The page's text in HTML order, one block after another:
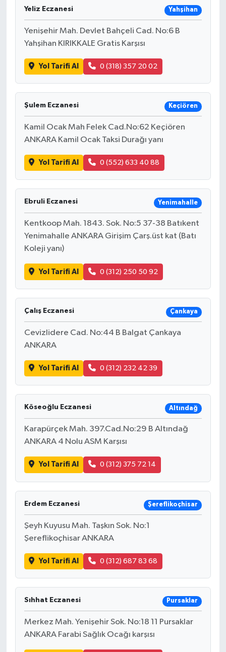
Yeliz Eczanesi Yahşihan
Yenişehir Mah. Devlet Bahçeli Cad. No:6 B
Yahşihan KIRIKKALE Gratis Karşısı
Yol Tarifi Al 0 (318) 357 20 02
Şulem Eczanesi Keçiören
Kamil Ocak Mah Felek Cad.No:62 Keçiören
ANKARA Kamil Ocak Taksi Durağı yanı
Yol Tarifi Al 0 (552) 633 40 88
Ebruli Eczanesi Yenimahalle
Kentkoop Mah. 1843. Sok. No:5 37-38 Batıkent
Yenimahalle ANKARA Girişim Çarş.üst kat (Batı
Koleji yanı)
Yol Tarifi Al 0 (312) 250 50 92
Çalış Eczanesi Çankaya
Cevizlidere Cad. No:44 B Balgat Çankaya
ANKARA
Yol Tarifi Al 0 (312) 232 42 39
Köseoğlu Eczanesi Altındağ
Karapürçek Mah. 397.Cad.No:29 B Altındağ
ANKARA 4 Nolu ASM Karşısı
Yol Tarifi Al 0 (312) 375 72 14
Erdem Eczanesi Şereflikoçhisar
Şeyh Kuyusu Mah. Taşkın Sok. No:1
Şereflikoçhisar ANKARA
Yol Tarifi Al 0 (312) 687 83 68
Sıhhat Eczanesi Pursaklar
Merkez Mah. Yenişehir Sok. No:18 11 Pursaklar
ANKARA Farabi Sağlık Ocağı karşısı